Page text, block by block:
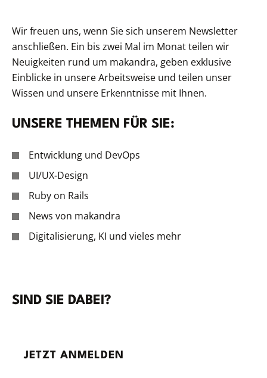
Wir freuen uns, wenn Sie sich unserem Newsletter
anschließen. Ein bis zwei Mal im Monat teilen wir
Neuigkeiten rund um makandra, geben exklusive
Einblicke in unsere Arbeitsweise und teilen unser
Wissen und unsere Erkenntnisse mit Ihnen.
UNSERE THEMEN FÜR SIE:
Entwicklung und DevOps
UI/UX-Design
Ruby on Rails
News von makandra
Digitalisierung, KI und vieles mehr
SIND SIE DABEI?
JETZT ANMELDEN